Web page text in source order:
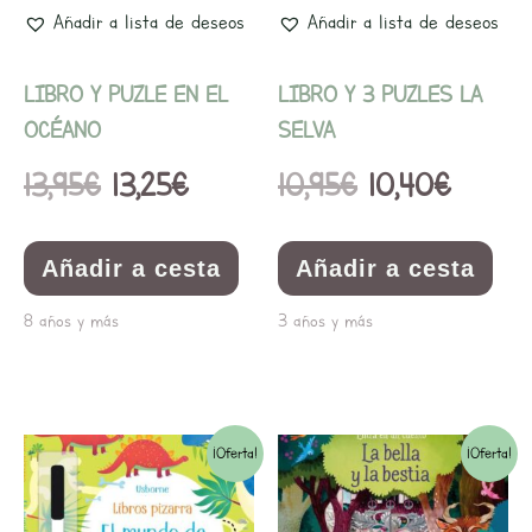
Añadir a lista de deseos
LIBRO Y PUZLE EN EL
OCÉANO
13,95€ 13,25€
Añadir a cesta
8 años y más
Añadir a lista de deseos
LIBRO Y 3 PUZLES LA
SELVA
10,95€ 10,40€
Añadir a cesta
3 años y más
¡Oferta!
El
precio
El
precio
¡Oferta!
El
precio
El
precio